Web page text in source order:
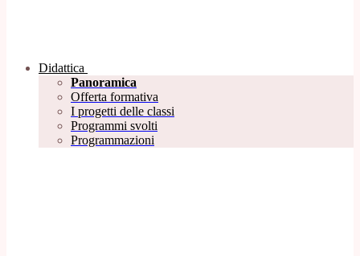
Didattica
Panoramica
Offerta formativa
I progetti delle classi
Programmi svolti
Programmazioni